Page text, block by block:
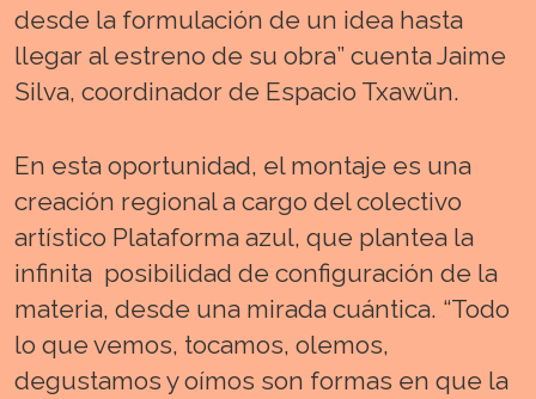
desde la formulación de un idea hasta
llegar al estreno de su obra” cuenta Jaime
Silva, coordinador de Espacio Txawün.
En esta oportunidad, el montaje es una
creación regional a cargo del colectivo
artístico Plataforma azul, que plantea la
infinita posibilidad de configuración de la
materia, desde una mirada cuántica. “Todo
lo que vemos, tocamos, olemos,
degustamos y oímos son formas en que la